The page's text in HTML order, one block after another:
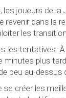
les joueurs de
revenir dans la
les
les tentatives.
minutes plus
peu au-dessus
se créer les